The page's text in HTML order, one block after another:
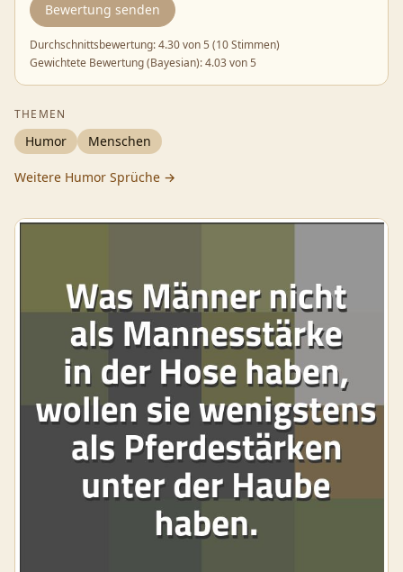
Bewertung senden
Durchschnittsbewertung:4.30von 5 (10 Stimmen)
Gewichtete Bewertung (Bayesian):4.03von 5
THEMEN
Humor Menschen
Weitere Humor Sprüche →